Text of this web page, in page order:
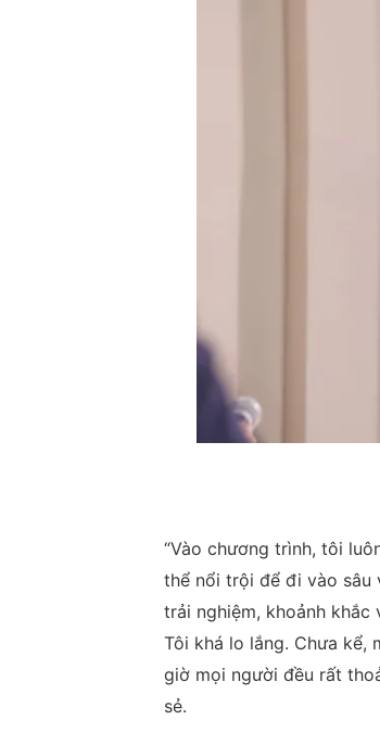
“Vào chương trình, tôi
thể nổi trội để đi vào sâu
trải nghiệm, khoảnh
Tôi khá lo lắng. Chưa kể,
giờ mọi người đều rất
sẻ.